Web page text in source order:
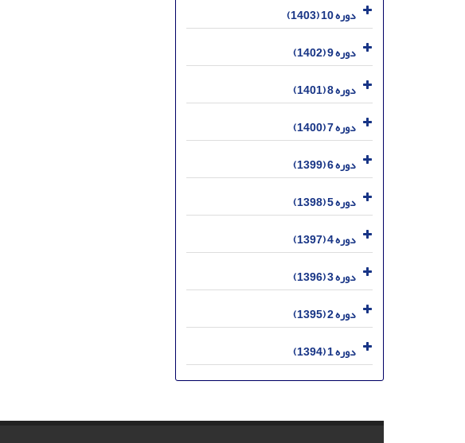
دوره 10 (1403)
دوره 9 (1402)
دوره 8 (1401)
دوره 7 (1400)
دوره 6 (1399)
دوره 5 (1398)
دوره 4 (1397)
دوره 3 (1396)
دوره 2 (1395)
دوره 1 (1394)